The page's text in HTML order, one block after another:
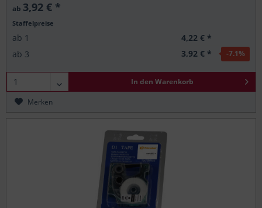
ab 3,92 € *
Staffelpreise
ab 1
4,22 € *
ab 3 3,92 € * -7.1%
In den Warenkorb
Merken